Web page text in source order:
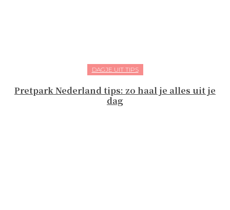
DAGJE UIT TIPS
Pretpark Nederland tips: zo haal je alles uit je
dag